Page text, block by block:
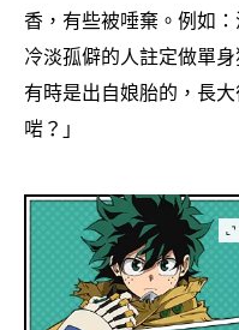
香 ， 有些被唾棄。例如 ：
冷淡孤僻的人註定做單
有時是出自娘胎的 ， 長
啱？ 」